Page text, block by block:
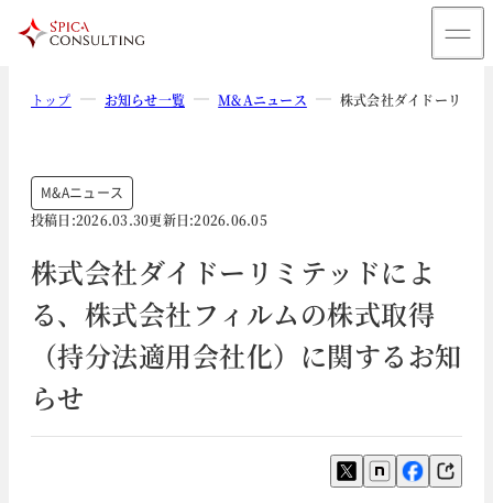
トップ お知らせ一覧 M&Aニュース 株式会社ダイドーリミ
M&Aニュース
投稿日:2026.03.30更新日:2026.06.05
株式会社ダイドーリミテッドによ
る、株式会社フィルムの株式取得
（持分法適用会社化）に関するお知
らせ